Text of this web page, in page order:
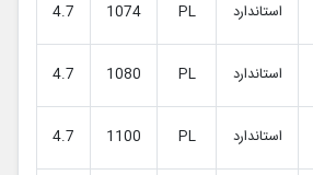
استاندارد PL
1074
4.7
استاندارد PL
1080
4.7
استاندارد PL
1100
4.7